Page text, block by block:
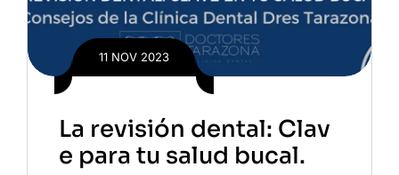
11 NOV 2023
La revisión dental: Clav
e para tu salud bucal.